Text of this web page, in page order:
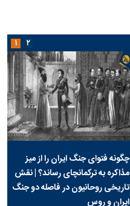
چگونه فتوای جنگ ایران را از میز
مذاکره به ترکمانچای رساند؟ | نقش
تاریخی روحانیون در فاصله دو جنگ
ایران و روس
۱ ۲